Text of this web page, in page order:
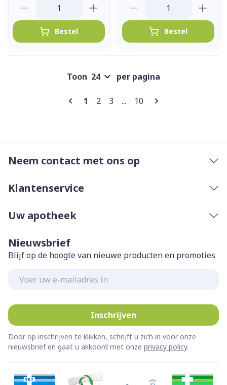
Bestel Bestel
Pagina's
U lees momenteel pagina
1 Pagina
2 Pagina
3 ... Pagina
10
Toon per pagina
Neem contact met ons op
Klantenservice
Uw apotheek
Nieuwsbrief
Blijf op de hoogte van nieuwe producten en promoties
Inschrijven
Door op inschrijven te klikken, schrijft u zich in voor onze
nieuwsbrief en gaat u akkoord met onze privacy policy.